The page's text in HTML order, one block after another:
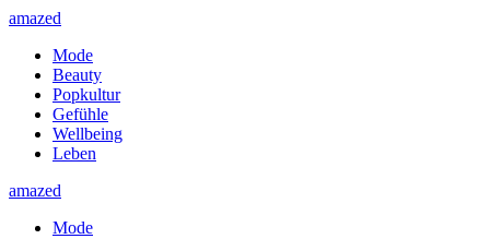
amazed
Mode
Beauty
Popkultur
Gefühle
Wellbeing
Leben
amazed
Mode